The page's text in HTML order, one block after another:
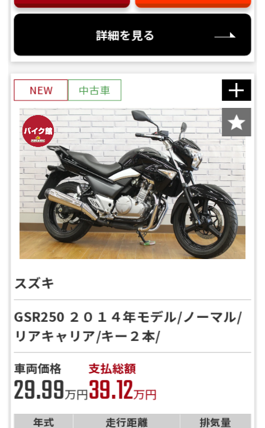
詳細を見る
NEW 中古車
スズキ
GSR250 ２０１４年モデル/ノーマル/
リアキャリア/キー２本/
車両価格
29.99万円
支払総額
39.12万円
年式 走行距離 排気量